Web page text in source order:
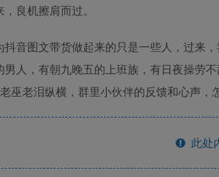
良机擦肩而过。
抖音图文带货做起来的只是一些人，过来
男人，有朝九晚五的上班族，有日夜操劳
巫老泪纵横，群里小伙伴的反馈和心声，
此处